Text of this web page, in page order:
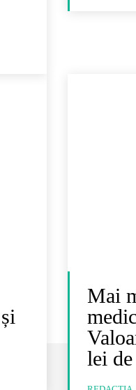
Mai
lei